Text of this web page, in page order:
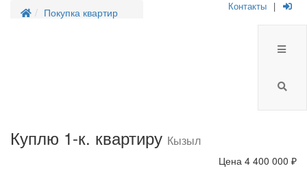
Покупка квартир Контакты |
Куплю 1-к. квартиру Кызыл
Цена 4 400 000 ₽